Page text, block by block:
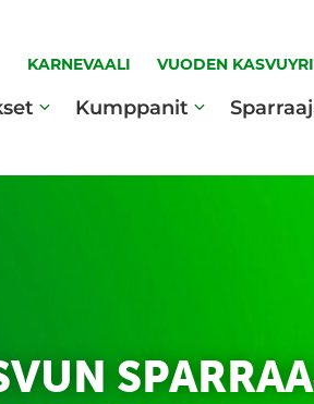
KARNEVAALI VUODEN
Kumppanit